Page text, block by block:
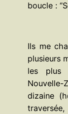
boucle :
Ils me
plusieurs
les plus
dizaine